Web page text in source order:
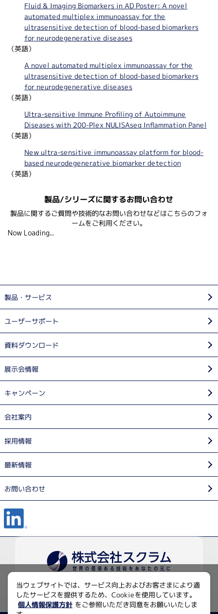
Fluid & Imaging Biomarkers in AD Poster: A novel
automated multiplex immunoassay for the
ultrasensitive detection of blood-based biomarkers
for neurodegenerative diseases
（英語）
A novel automated multiplex immunoassay for the
ultrasensitive detection of blood-based biomarkers
for neurodegenerative diseases
（英語）
Ultra-sensitive Immune Profiling of Autoimmune
Diseases with 200-Plex NULISAseq Inflammation Panel
（英語）
New ultra-sensitive immunoassay platform for blood-
based neurodegenerative biomarker detection
（英語）
製品/シリーズに関するお問い合わせ
製品に関するご質問や技術的なお問い合わせなどはこちらのフォ
ームをご利用ください。
Now Loading...
当ウェブサイトでは、サービス向上およびお客さまにより適
したサービスを提供するため、Cookieを使用しています。
個人情報保護方針 をご参照いただき同意をお願いいたしま
〒135-0014 東京都江東区石島2-14
Imas Riverside 4F
製品・サービス
ユーザーサポート
資料ダウンロード
展示会情報
キャンペーン
会社案内
採用情報
最新情報
お問い合わせ